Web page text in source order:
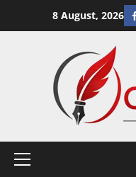
8 August, 2026
Primary